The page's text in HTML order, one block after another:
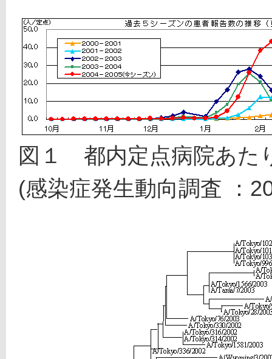
図１　都内定点病院あた
(感染症発生動向調査 ：